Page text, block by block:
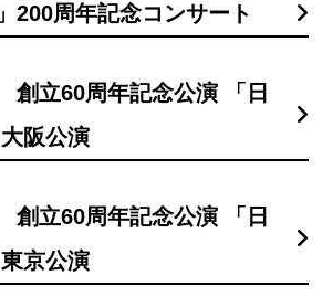
200周年記念コンサート
創立60周年記念公演 「日
阪公演
創立60周年記念公演 「日
京公演